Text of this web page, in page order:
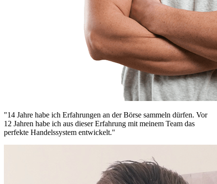
"14 Jahre habe ich Erfahrungen an der Börse sammeln dürfen. Vor
12 Jahren habe ich aus dieser Erfahrung mit meinem Team das
perfekte Handelssystem entwickelt."